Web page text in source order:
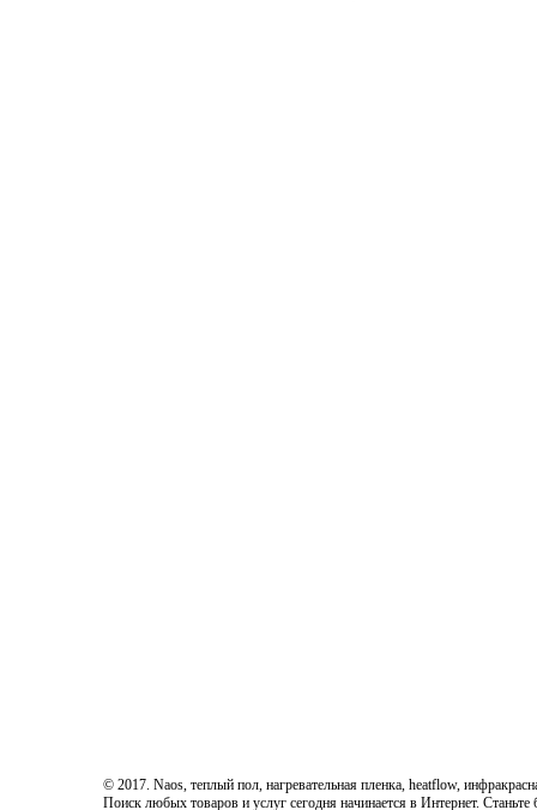
© 2017. Naos, теплый пол, нагревательная пленка, heatflow,
Поиск любых товаров и услуг сегодня начинается в Интернет.